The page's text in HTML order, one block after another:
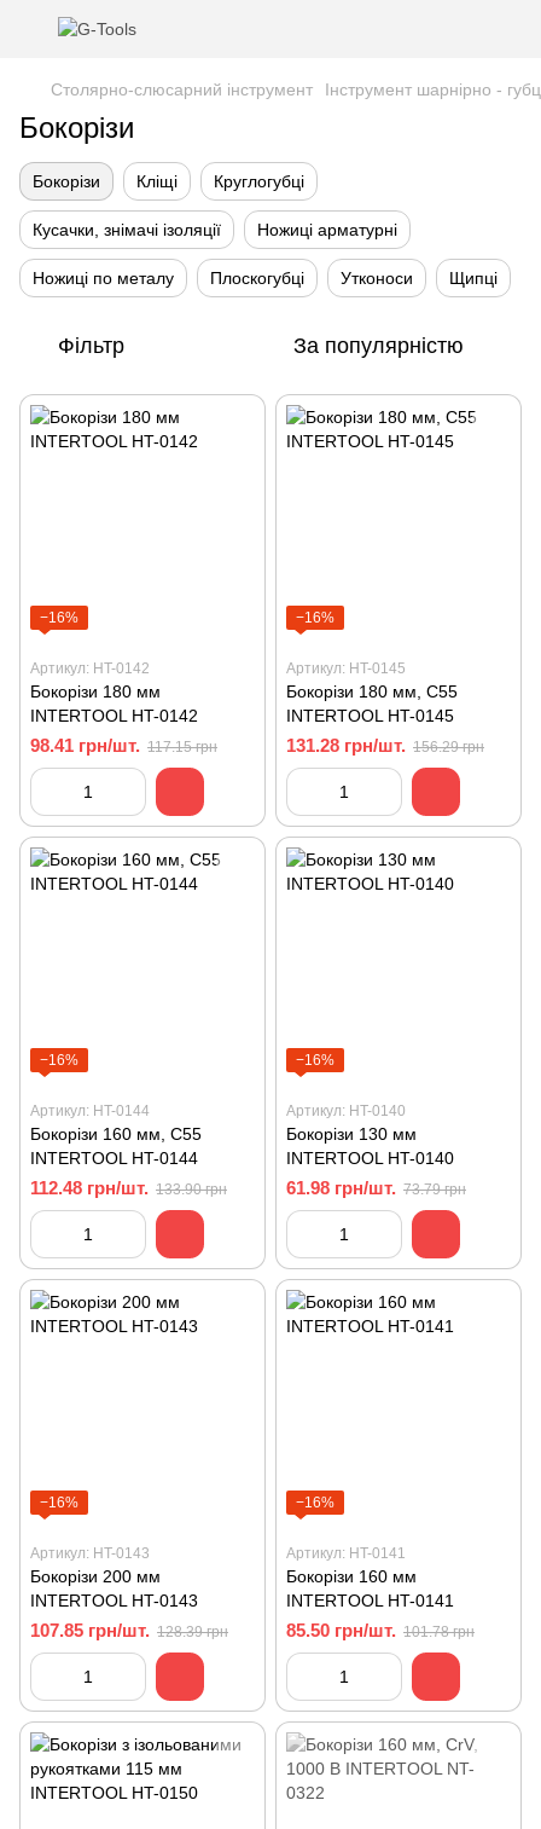
Столярно-слюсарний інструмент Інструмент шарнірно -
Бокорізи
Бокорізи Кліщі Круглогубці
Кусачки, знімачі ізоляції Ножиці арматурні
Ножиці по металу Плоскогубці Утконоси Щипці
Фільтр За популярністю
−16%
Артикул: HT-0142
Бокорізи 180 мм
INTERTOOL HT-0142
98.41 грн/шт. 117.15 грн
−16%
Артикул: HT-0145
Бокорізи 180 мм, С55
INTERTOOL HT-0145
131.28 грн/шт. 156.29 грн
−16%
Артикул: HT-0144
Бокорізи 160 мм, С55
INTERTOOL HT-0144
112.48 грн/шт. 133.90 грн
−16%
Артикул: HT-0140
Бокорізи 130 мм
INTERTOOL HT-0140
61.98 грн/шт. 73.79 грн
−16%
Артикул: HT-0143
Бокорізи 200 мм
INTERTOOL HT-0143
107.85 грн/шт. 128.39 грн
−16%
Артикул: HT-0141
Бокорізи 160 мм
INTERTOOL HT-0141
85.50 грн/шт. 101.78 грн